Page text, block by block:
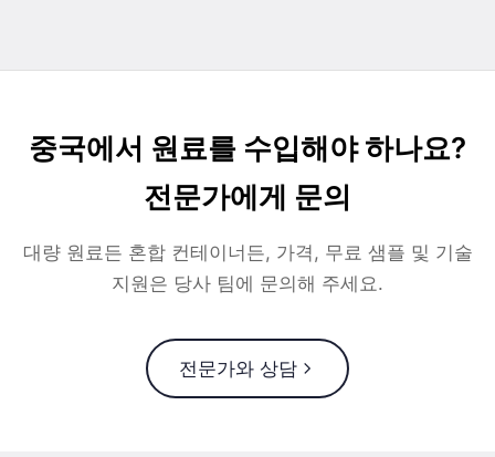
중국에서 원료를 수입해야 하나요?
전문가에게 문의
대량 원료든 혼합 컨테이너든, 가격, 무료 샘플 및 기술
지원은 당사 팀에 문의해 주세요.
전문가와 상담